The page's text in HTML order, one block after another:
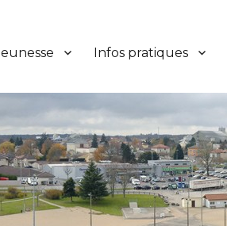
Infos pratiques